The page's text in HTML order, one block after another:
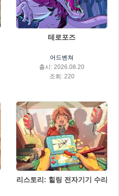
테로포즈
어드벤쳐
출시: 2026.08.20
조회: 220
리스토리: 힐링 전자기기 수리